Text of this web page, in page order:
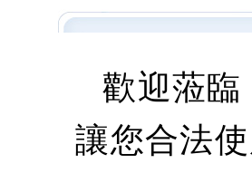
歡迎蒞臨
讓您合法